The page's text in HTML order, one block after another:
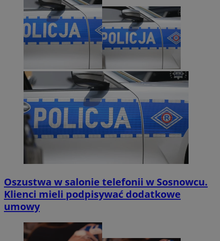
Oszustwa w salonie telefonii w Sosnowcu.
Klienci mieli podpisywać dodatkowe
umowy